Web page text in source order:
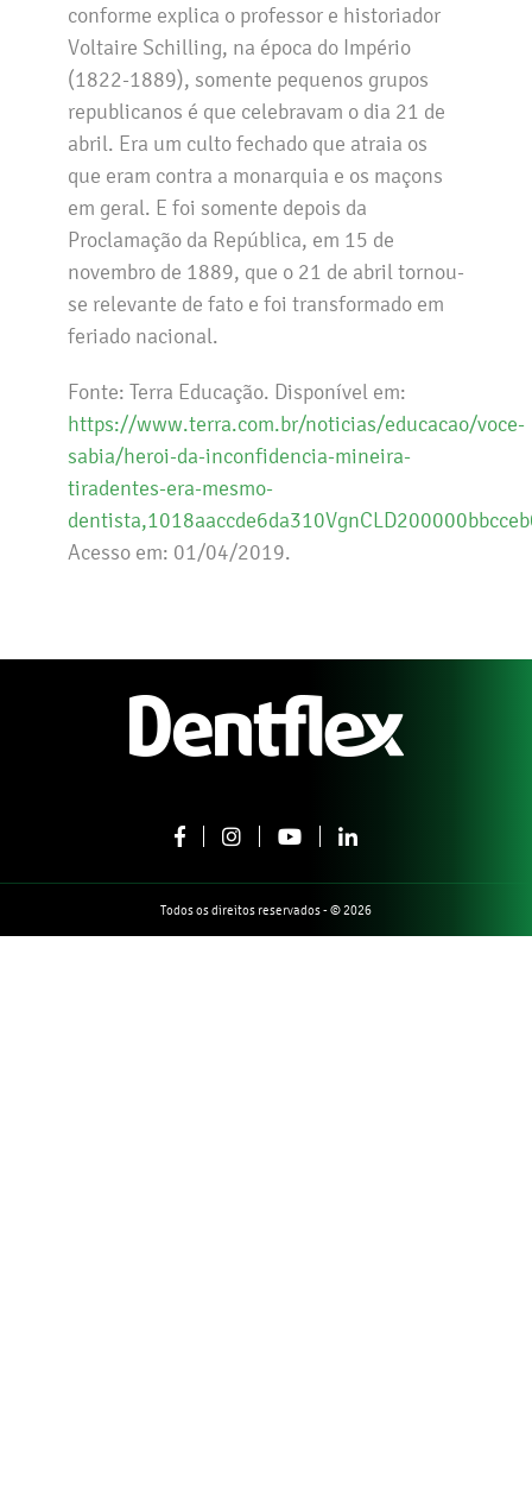
conforme explica o professor e historiador
Voltaire Schilling, na época do Império
(1822-1889), somente pequenos grupos
republicanos é que celebravam o dia 21 de
abril. Era um culto fechado que atraia os
que eram contra a monarquia e os maçons
em geral. E foi somente depois da
Proclamação da República, em 15 de
novembro de 1889, que o 21 de abril tornou-
se relevante de fato e foi transformado em
feriado nacional.
Fonte: Terra Educação. Disponível em:
https://www.terra.com.br/noticias/educacao/voce-
sabia/heroi-da-inconfidencia-mineira-
tiradentes-era-mesmo-
Acesso em: 01/04/2019.
Todos os direitos reservados - © 2026